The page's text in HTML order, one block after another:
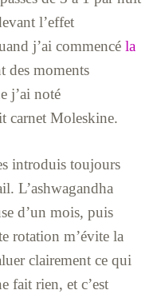
l’effet
j’ai commencé la
des moments
j’ai noté
carnet Moleskine.
introduis toujours
L’ashwagandha
d’un mois, puis
rotation m’évite la
clairement ce qui
fait rien, et c’est